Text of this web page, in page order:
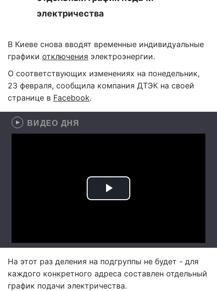
электричества
В Киеве снова вводят временные индивидуальные
графики отключения электроэнергии.
О соответствующих изменениях на понедельник,
23 февраля, сообщила компания ДТЭК на своей
странице в Facebook.
ВИДЕО ДНЯ
На этот раз деления на подгруппы не будет - для
каждого конкретного адреса составлен отдельный
график подачи электричества.